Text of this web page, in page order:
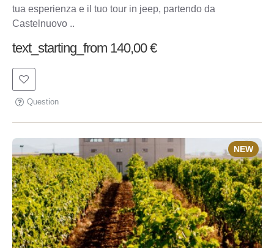
tua esperienza e il tuo tour in jeep, partendo da
Castelnuovo ..
text_starting_from 140,00 €
Question
NEW